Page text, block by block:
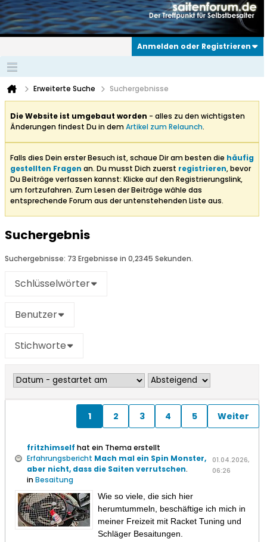
Anmelden oder Registrieren
Erweiterte Suche Suchergebnisse
Die Website ist umgebaut worden - alles zu den wichtigsten
Änderungen findest Du in demArtikel zum Relaunch.
Falls dies Dein erster Besuch ist, schaue Dir am besten die häufig
gestellten Fragen an. Du musst Dich zuerst registrieren, bevor
Du Beiträge verfassen kannst: Klicke auf den Registrierungslink,
um fortzufahren. Zum Lesen der Beiträge wähle das
entsprechende Forum aus der untenstehenden Liste aus.
Suchergebnis
Suchergebnisse: 73 Ergebnisse in 0,2345 Sekunden.
Schlüsselwörter
Benutzer
Stichworte
1 2 3 4 5 Weiter
fritzhimself hat ein Thema erstellt
Erfahrungsbericht Mach mal ein Spin Monster,
aber nicht, dass die Saiten verrutschen.
inBesaitung
01.04.2026,
06:26
Wie so viele, die sich hier
herumtummeln, beschäftige ich mich in
meiner Freizeit mit Racket Tuning und
Schläger Besaitungen.